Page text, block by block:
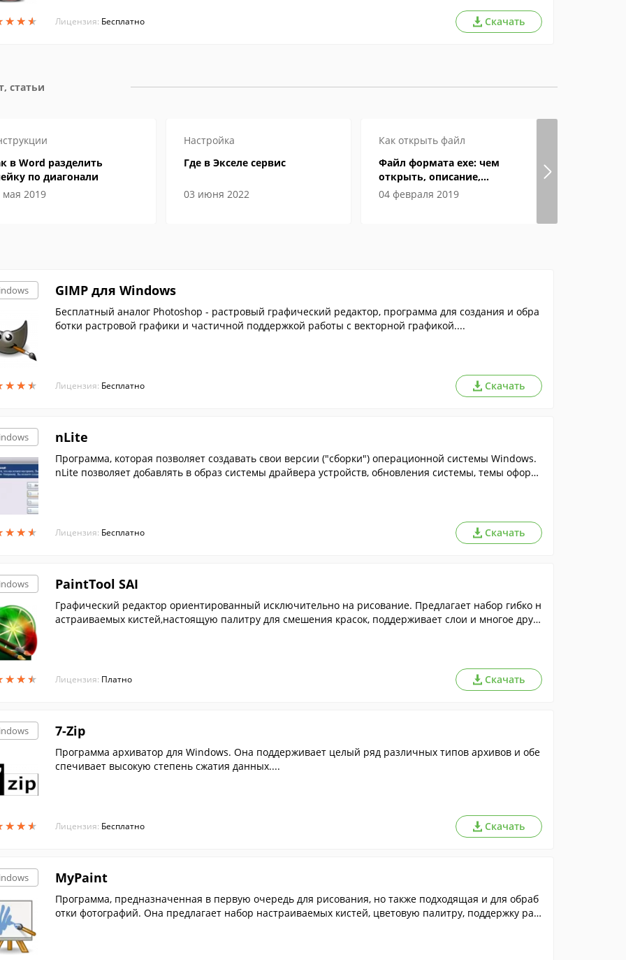
★★★
★★★ Лицензия: Бесплатно Скачать
статьи
в Word разделить
по диагонали
мая 2019
Настройка
Где в Экселе сервис
03 июня 2022
Как открыть файл
Файл формата exe: чем
открыть, описание,
особенности
04 февраля 2019
★★★
★★★
GIMP для Windows
Бесплатный аналог Photoshop - растровый графический редактор, программа для создания и обра
ботки растровой графики и частичной поддержкой работы с векторной графикой....
Лицензия: Бесплатно Скачать
★★★
★★★
nLite
Программа, которая позволяет создавать свои версии ("сборки") операционной системы Windows.
nLite позволяет добавлять в образ системы драйвера устройств, обновления системы, темы оформ
Лицензия: Бесплатно Скачать
★★★
★★★
PaintTool SAI
Графический редактор ориентированный исключительно на рисование. Предлагает набор гибко н
астраиваемых кистей,настоящую палитру для смешения красок, поддерживает слои и многое друг
Лицензия: Платно Скачать
★★★
★★★
7-Zip
Программа архиватор для Windows. Она поддерживает целый ряд различных типов архивов и обе
спечивает высокую степень сжатия данных....
Лицензия: Бесплатно Скачать
MyPaint
Программа, предназначенная в первую очередь для рисования, но также подходящая и для обраб
отки фотографий. Она предлагает набор настраиваемых кистей, цветовую палитру, поддержку раз